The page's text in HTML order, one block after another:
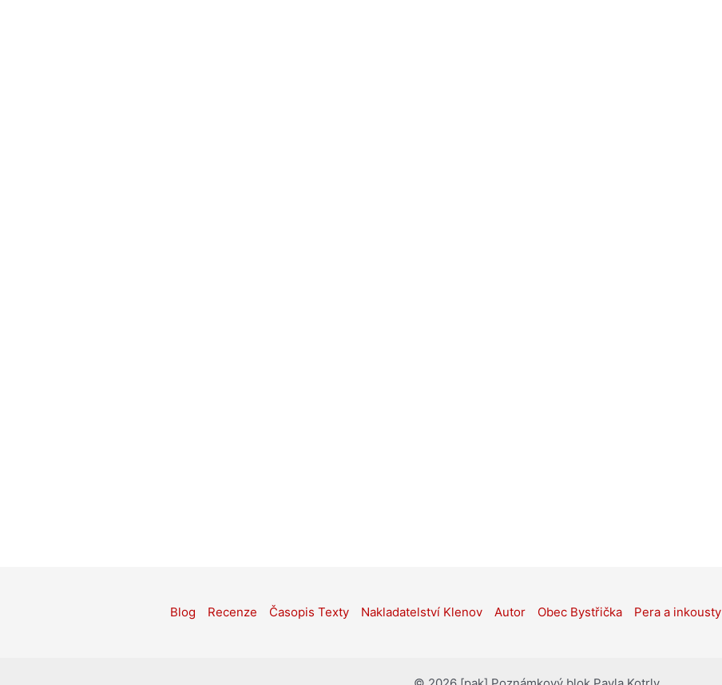
Blog Recenze Časopis Texty Nakladatelství Klenov Autor Obec Bystřička Pera a inkousty